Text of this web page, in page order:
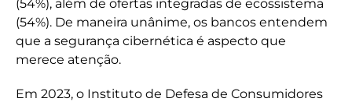
(54%), além de ofertas integradas de ecossistema
(54%). De maneira unânime, os bancos entendem
que a segurança cibernética é aspecto que
merece atenção.
Em 2023, o Instituto de Defesa de Consumidores